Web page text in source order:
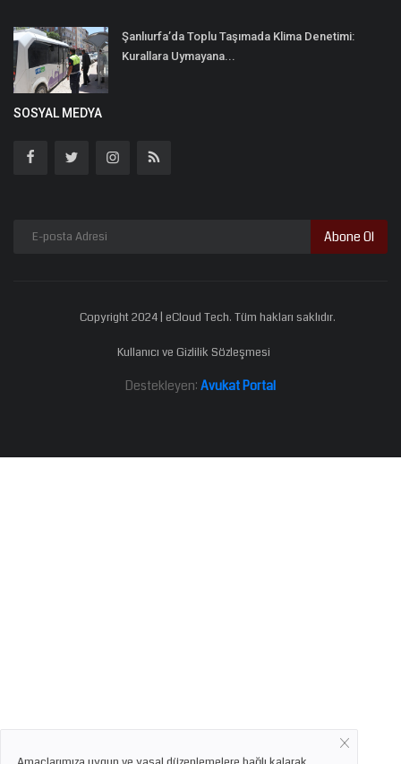
Şanlıurfa’da Toplu Taşımada Klima Denetimi:
Kurallara Uymayana...
SOSYAL MEDYA
Abone Ol
Copyright 2024 | eCloud Tech. Tüm hakları saklıdır.
Kullanıcı ve Gizlilik Sözleşmesi
Destekleyen: Avukat Portal